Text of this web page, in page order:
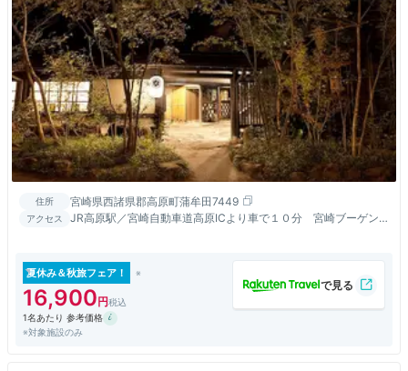
住所 宮崎県西諸県郡高原町蒲牟田7449
アクセス
JR高原駅／宮崎自動車道高原ICより車で１０分 宮崎ブーゲン
夏休み＆秋旅フェア！
16,900
1名あたり 参考価格
※対象施設のみ